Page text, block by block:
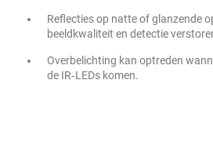
Reflecties op natte of glanzende
beeldkwaliteit en detectie
Overbelichting kan optreden
de IR‑LEDs komen.